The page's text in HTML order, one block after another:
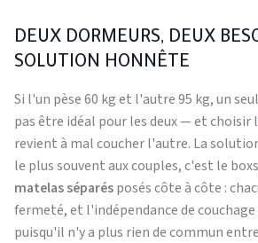
DEUX DORMEURS, DEUX
SOLUTION HONNÊTE
Si l'un pèse 60 kg et l'autre 95 kg, un
pas être idéal pour les deux — et choisir
revient à mal coucher l'autre. La
le plus souvent aux couples, c'est le
matelas séparésposés côte à côte :
fermeté, et l'indépendance de
puisqu'il n'y a plus rien de commun